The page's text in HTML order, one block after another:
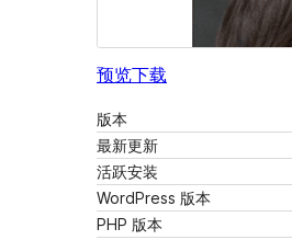
预览下载
版本
最新更新
活跃安装
WordPress 版本
PHP 版本